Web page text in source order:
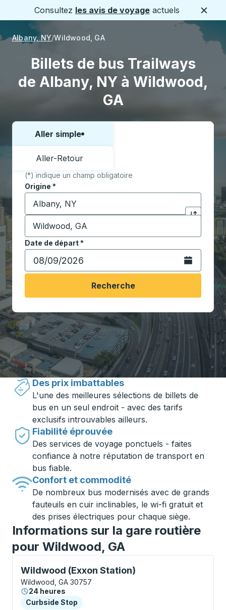
Consultez les avis de voyage actuels
Albany, NY Wildwood, GA
Billets de bus Trailways
de Albany, NY à Wildwood,
GA
Choisissez un sens ou un aller-retour:
Aller simple
Aller-Retour
(*) indique un champ obligatoire
Origine *
Commencez à saisir la ville d'origine pour ouvrir
Cliquez
Destination *
Commencez à saisir la ville de destination pour
Date de départ*
Tapez la date au format date Barre oblique du mois à
Ouvrez le
Recherche
Voyager en toute simplicité avec
Trailways
Des prix imbattables
L'une des meilleures sélections de billets de
bus en un seul endroit - avec des tarifs
exclusifs introuvables ailleurs.
Fiabilité éprouvée
Des services de voyage ponctuels - faites
confiance à notre réputation de transport en
bus fiable.
Confort et commodité
De nombreux bus modernisés avec de grands
fauteuils en cuir inclinables, le wi-fi gratuit et
des prises électriques pour chaque siège.
Informations sur la gare routière
pour Wildwood, GA
Wildwood (Exxon Station)
Curbside Stop, utilisez les touches fléchées ou la
Wildwood, GA 30757
24 heures
Curbside Stop
Curbside Stop